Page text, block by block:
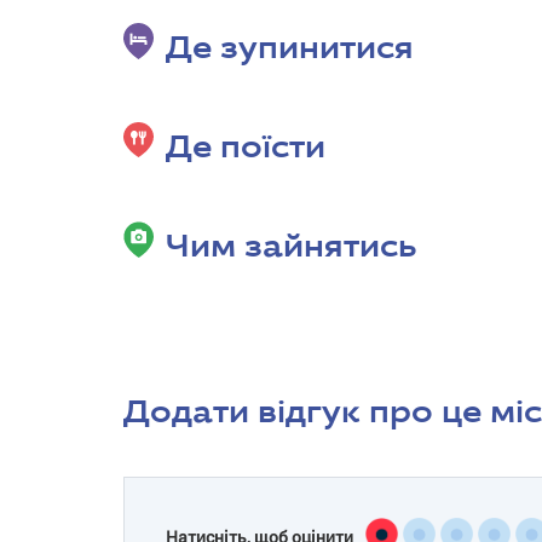
Де зупинитися
Де поїсти
Чим зайнятись
Додати відгук про це
Натисніть, щоб оцінити